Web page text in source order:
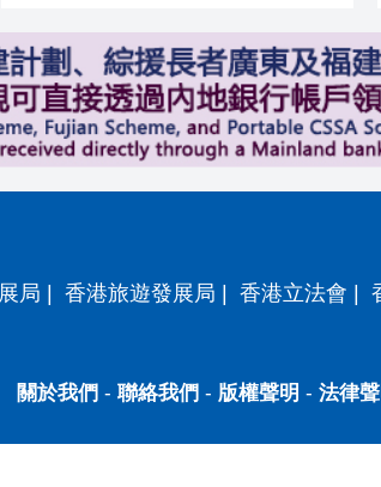
局 香港旅遊發展局 香港立法會
關於我們 - 聯絡我們 - 版權聲明 - 法律